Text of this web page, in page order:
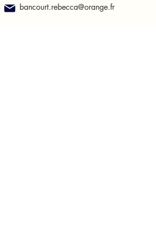
bancourt.rebecca@orange.fr